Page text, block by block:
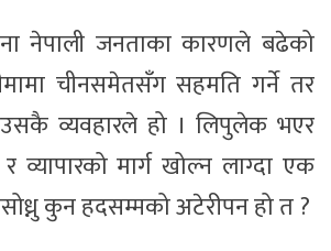
नेपाली जनताका कारणले बढेको
चीनसमेतसँग सहमति गर्ने तर
व्यवहारले हो । लिपुलेक भएर
व्यापारको मार्ग खोल्न लाग्दा एक
कुन हदसम्मको अटेरीपन हो त ?